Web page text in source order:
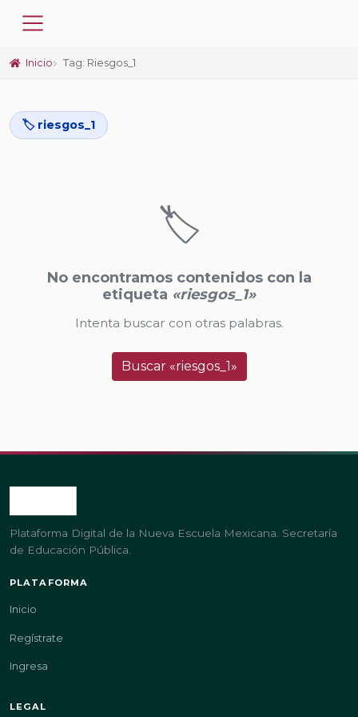
Inicio Tag: Riesgos_1
🏷️ riesgos_1
🏷️
No encontramos contenidos con la
etiqueta «riesgos_1»
Intenta buscar con otras palabras.
Buscar «riesgos_1»
Plataforma Digital de la Nueva Escuela Mexicana. Secretaría
de Educación Pública.
PLATAFORMA
Inicio
Regístrate
Ingresa
LEGAL